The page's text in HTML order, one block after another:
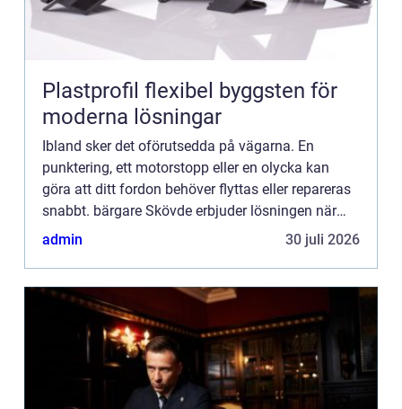
Plastprofil flexibel byggsten för
moderna lösningar
Ibland sker det oförutsedda på vägarna. En
punktering, ett motorstopp eller en olycka kan
göra att ditt fordon behöver flyttas eller repareras
snabbt. bärgare Skövde erbjuder lösningen när
kunder i Sk&oum...
admin 30 juli 2026